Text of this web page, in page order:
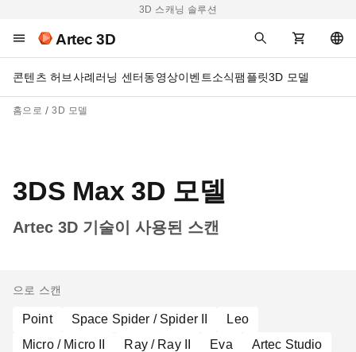
3D 스캐닝 솔루션
Artec 3D
콘텐츠 허브사례러닝 센터동영상이벤트소식팸플릿3D 모델
홈으로 3D 모델
3DS Max 3D 모델
Artec 3D 기술이 사용된 스캔
으로 스캔
Point Space Spider / Spider II
Leo
Micro / Micro II
Ray / Ray II Eva Artec Studio